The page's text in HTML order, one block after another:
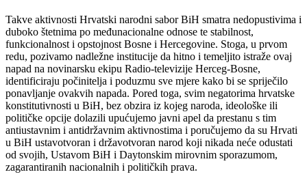
Takve aktivnosti Hrvatski narodni sabor BiH smatra nedopustivima i
duboko štetnima po međunacionalne odnose te stabilnost,
funkcionalnost i opstojnost Bosne i Hercegovine. Stoga, u prvom
redu, pozivamo nadležne institucije da hitno i temeljito istraže ovaj
napad na novinarsku ekipu Radio-televizije Herceg-Bosne,
identificiraju počinitelja i poduzmu sve mjere kako bi se spriječilo
ponavljanje ovakvih napada. Pored toga, svim negatorima hrvatske
konstitutivnosti u BiH, bez obzira iz kojeg naroda, ideološke ili
političke opcije dolazili upućujemo javni apel da prestanu s tim
antiustavnim i antidržavnim aktivnostima i poručujemo da su Hrvati
u BiH ustavotvoran i državotvoran narod koji nikada neće odustati
od svojih, Ustavom BiH i Daytonskim mirovnim sporazumom,
zagarantiranih nacionalnih i političkih prava.